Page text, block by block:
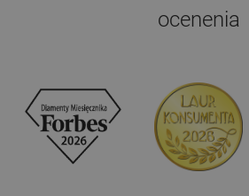
ocenenia